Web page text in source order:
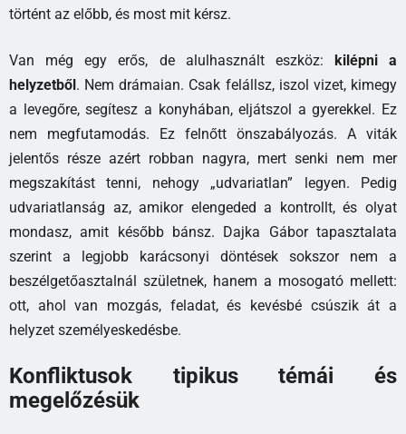
történt az előbb, és most mit kérsz.
Van még egy erős, de alulhasznált eszköz:
kilépni a
helyzetből . Nem drámaian. Csak felállsz, iszol vizet, kimegy
a levegőre, segítesz a konyhában, eljátszol a gyerekkel. Ez
nem megfutamodás. Ez felnőtt önszabályozás. A viták
jelentős része azért robban nagyra, mert senki nem mer
megszakítást tenni, nehogy „udvariatlan” legyen. Pedig
udvariatlanság az, amikor elengeded a kontrollt, és olyat
mondasz, amit később bánsz. Dajka Gábor tapasztalata
szerint a legjobb karácsonyi döntések sokszor nem a
beszélgetőasztalnál születnek, hanem a mosogató mellett:
ott, ahol van mozgás, feladat, és kevésbé csúszik át a
helyzet személyeskedésbe.
Konfliktusok tipikus témái és
megelőzésük